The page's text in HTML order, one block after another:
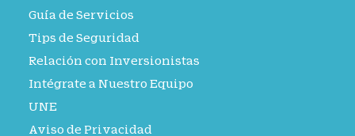
Guía de Servicios
Tips de Seguridad
Relación con Inversionistas
Intégrate a Nuestro Equipo
UNE
Aviso de Privacidad